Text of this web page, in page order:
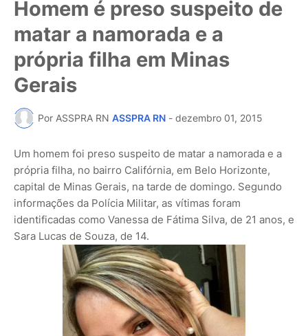
Homem é preso suspeito de
matar a namorada e a
própria filha em Minas
Gerais
Por ASSPRA RN ASSPRA RN - dezembro 01, 2015
Um homem foi preso suspeito de matar a namorada e a
própria filha, no bairro Califórnia, em Belo Horizonte,
capital de Minas Gerais, na tarde de domingo. Segundo
informações da Polícia Militar, as vítimas foram
identificadas como Vanessa de Fátima Silva, de 21 anos, e
Sara Lucas de Souza, de 14.